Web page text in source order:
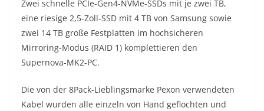
Zwei schnelle PCIe-Gen4-NVMe-SSDs mit je zwei TB,
eine riesige 2,5-Zoll-SSD mit 4 TB von Samsung sowie
zwei 14 TB große Festplatten im hochsicheren
Mirroring-Modus (RAID 1) komplettieren den
Supernova-MK2-PC.
Die von der 8Pack-Lieblingsmarke Pexon verwendeten
Kabel wurden alle einzeln von Hand geflochten und